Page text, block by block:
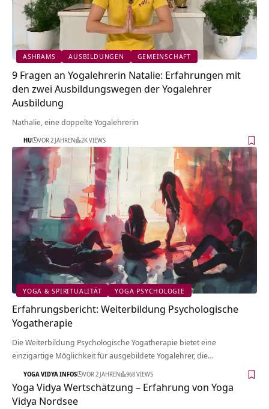
ASHRAMS AUSBILDUNGEN GEMEINSCHAFT
9 Fragen an Yogalehrerin Natalie: Erfahrungen mit
den zwei Ausbildungswegen der Yogalehrer
Ausbildung
Nathalie, eine doppelte Yogalehrerin
HU VOR 2 JAHREN 2K VIEWS
YOGA & SPIRITUALITÄT YOGA PSYCHOLOGIE
Erfahrungsbericht: Weiterbildung Psychologische
Yogatherapie
Die Weiterbildung Psychologische Yogatherapie bietet eine
einzigartige Möglichkeit für ausgebildete Yogalehrer, die…
YOGA VIDYA INFOS VOR 2 JAHREN 968 VIEWS
Yoga Vidya Wertschätzung – Erfahrung von Yoga
Vidya Nordsee